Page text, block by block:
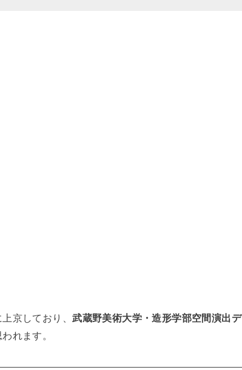
京しており、武蔵野美術大学・造形学部空間演出デ
れます。